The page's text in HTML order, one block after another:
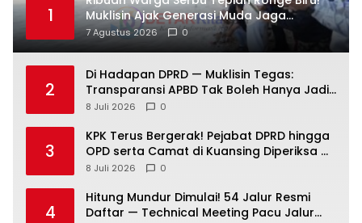
1
Muklisin Ajak Generasi Muda Jaga
Warisan Budaya
7 Agustus 2026 0
2
Di Hadapan DPRD — Muklisin Tegas:
Transparansi APBD Tak Boleh Hanya Jadi
Slogan!
8 Juli 2026 0
3
KPK Terus Bergerak! Pejabat DPRD hingga
OPD serta Camat di Kuansing Diperiksa —
Suasana Kian Memanas!
8 Juli 2026 0
4
Hitung Mundur Dimulai! 54 Jalur Resmi
Daftar — Technical Meeting Pacu Jalur